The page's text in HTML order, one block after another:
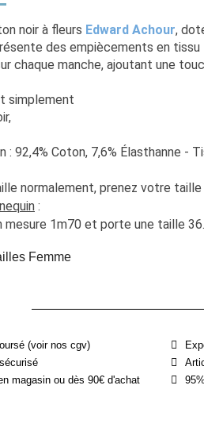
noir à fleurs Edward Achour,
des empiècements en
chaque manche, ajoutant une
simplement
: 92,4% Coton, 7,6% Élasthanne -
normalement, prenez votre taille
:
mesure 1m70 et porte une taille 36.
Femme
(voir nos cgv)
magasin ou dès 90€ d'achat